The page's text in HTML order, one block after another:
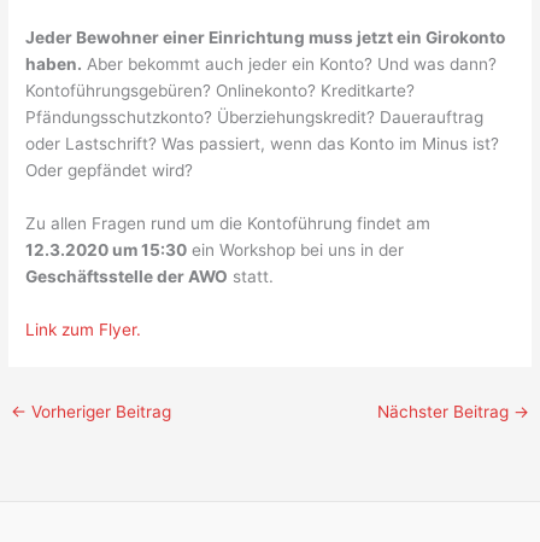
Jeder Bewohner einer Einrichtung muss jetzt ein Girokonto
haben. Aber bekommt auch jeder ein Konto? Und was dann?
Kontoführungsgebüren? Onlinekonto? Kreditkarte?
Pfändungsschutzkonto? Überziehungskredit? Dauerauftrag
oder Lastschrift? Was passiert, wenn das Konto im Minus ist?
Oder gepfändet wird?
Zu allen Fragen rund um die Kontoführung findet am
12.3.2020 um 15:30 ein Workshop bei uns in der
Geschäftsstelle der AWO statt.
Link zum Flyer.
← Vorheriger Beitrag Nächster Beitrag →